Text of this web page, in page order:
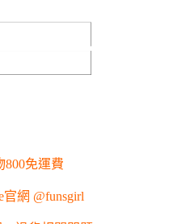
800免運費
網 @funsgirl